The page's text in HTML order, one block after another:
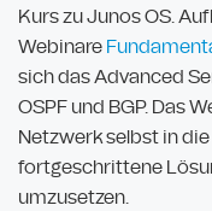
Kurs zu Junos OS.
Webinare
sich das Advanced
OSPF und BGP. Das
Netzwerk selbst in
fortgeschrittene
umzusetzen.